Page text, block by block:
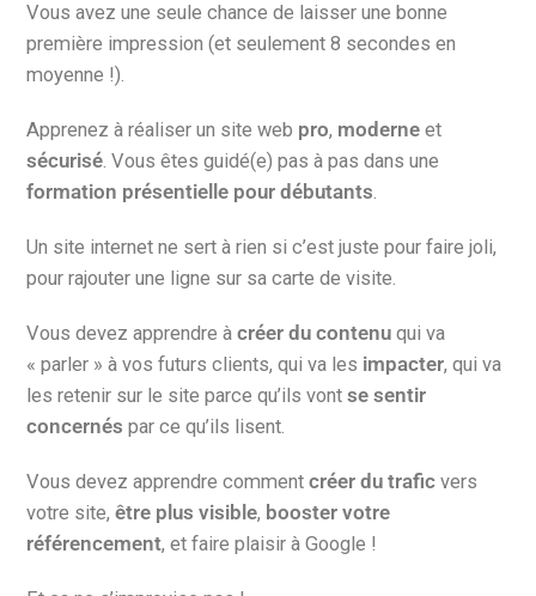
Vous avez une seule chance de laisser une bonne
première impression (et seulement 8 secondes en
moyenne !).
Apprenez à réaliser un site web pro, moderneet
sécurisé. Vous êtes guidé(e) pas à pas dans une
formation présentielle pour débutants.
Un site internet ne sert à rien si c’est juste pour faire joli,
pour rajouter une ligne sur sa carte de visite.
Vous devez apprendre àcréer du contenu qui va
« parler » à vos futurs clients, qui va les impacter, qui va
les retenir sur le site parce qu’ils vontse sentir
concernés par ce qu’ils lisent.
Vous devez apprendre comment créer du trafic vers
votre site,être plus visible, booster votre
référencement, et faire plaisir à Google !